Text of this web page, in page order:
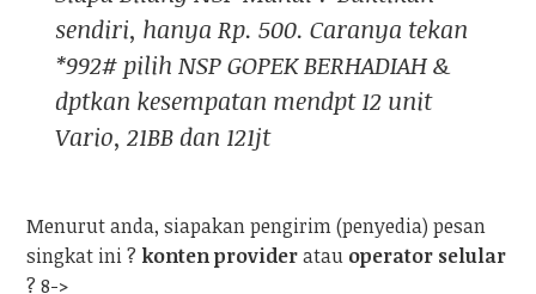
sendiri, hanya Rp. 500. Caranya tekan
*992# pilih NSP GOPEK BERHADIAH &
dptkan kesempatan mendpt 12 unit
Vario, 21BB dan 121jt
Menurut anda, siapakan pengirim (penyedia) pesan
singkat ini ? konten provideratau operator selular
? 8->